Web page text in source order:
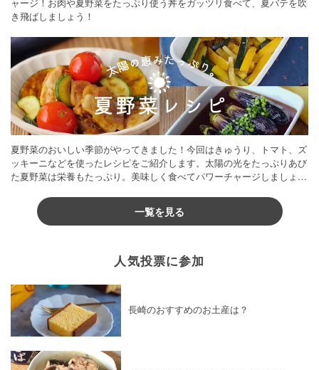
き飛ばしましょう！
夏野菜のおいしい季節がやってきました！今回はきゅうり、トマト、ズ
ッキーニなどを使ったレシピをご紹介します。太陽の光をたっぷりあび
た夏野菜は栄養もたっぷり。美味しく食べてパワーチャージしましょう
一覧を見る
人気投票に参加
長崎のおすすめのお土産は？